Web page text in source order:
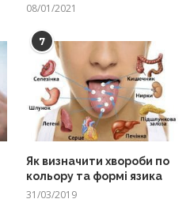
08/01/2021
7
Як визначити хвороби по
кольору та формі язика
31/03/2019